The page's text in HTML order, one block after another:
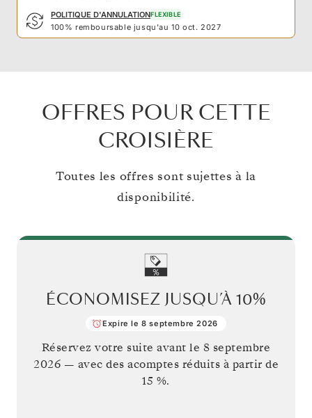
POLITIQUE D'ANNULATIONFLEXIBLE
100% remboursable jusqu'au 10 oct. 2027
OFFRES POUR CETTE
CROISIÈRE
Toutes les offres sont sujettes à la
disponibilité.
ÉCONOMISEZ JUSQU’À 10%
Expire le 8 septembre 2026
Réservez votre suite avant le 8 septembre
2026 — avec des acomptes réduits à partir de
15 %.